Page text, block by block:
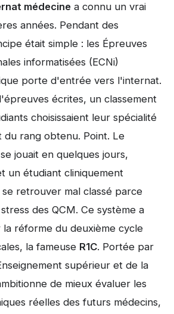
médecine a connu un vrai
années. Pendant des
était simple : les Épreuves
informatisées (ECNi)
porte d'entrée vers l'internat.
écrites, un classement
choisissaient leur spécialité
rang obtenu. Point. Le
jouait en quelques jours,
un étudiant cliniquement
retrouver mal classé parce
des QCM. Ce système a
réforme du deuxième cycle
la fameuse R1C. Portée par
supérieur et de la
de mieux évaluer les
réelles des futurs médecins,